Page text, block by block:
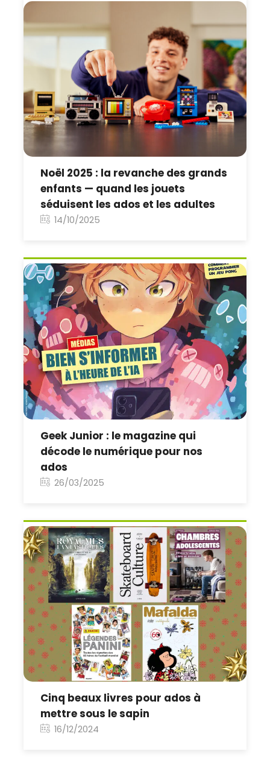
Noël 2025 : la revanche des grands
enfants — quand les jouets
séduisent les ados et les adultes
14/10/2025
Geek Junior : le magazine qui
décode le numérique pour nos
ados
26/03/2025
Cinq beaux livres pour ados à
mettre sous le sapin
16/12/2024